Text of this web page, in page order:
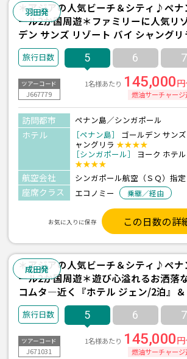
羽田発
＊アジアの人気ビーチ＆シティ♪ペ
ール2か国周遊＊ファミリーに人気リ
デン サンズ リゾート バイ シャング
ークホテル/1泊』宿泊 ≪羽田発/シン
用 3泊5日間≫
5 6 7
ツアーコード
J667779
1名様あたり 145,000
燃油サーチャージ
訪問都市 ペナン島／シンガポール
ホテル ［ペナン島］
ゴールデン サン
ャングリラ ★★★★
［シンガポール］
ヨーク ホテ
★★★★
航空会社 シンガポール航空（ＳＱ）指定
座席クラス エコノミー 乗継／経由
お気に入りに保存 この日数の詳
成田発
＊アジアの人気ビーチ＆シティ♪ペ
ール2か国周遊＊遊び心溢れるお洒落
コムタ―近く『ホテル ジェン/2泊』
ル/1泊』宿泊 ≪成田発/シンガポール
間≫
5 6 7
ツアーコード
J671031
1名様あたり 145,000
燃油サーチャージ